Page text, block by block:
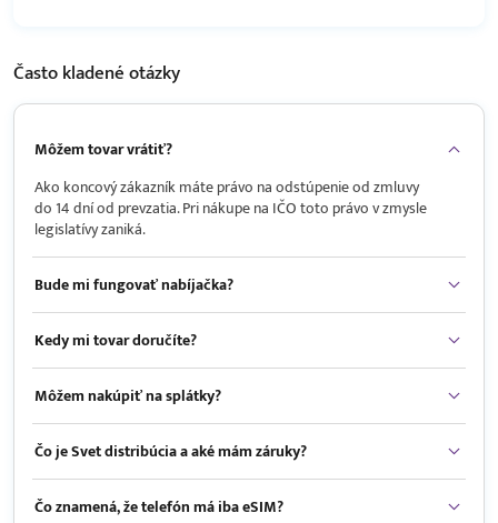
Často kladenéotázky
Môžem tovar vrátiť?
Ako koncový zákazník máte právo na odstúpenie od zmluvy
do 14 dní od prevzatia. Pri nákupe na IČO toto právo v zmysle
legislatívy zaniká.
Bude mi fungovať nabíjačka?
Kedy mi tovar doručíte?
Môžem nakúpiť na splátky?
Čo je Svet distribúcia a aké mám záruky?
Čo znamená, že telefón má iba eSIM?